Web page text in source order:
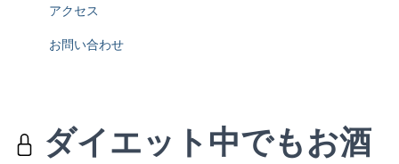
アクセス
お問い合わせ
ダイエット中でもお酒